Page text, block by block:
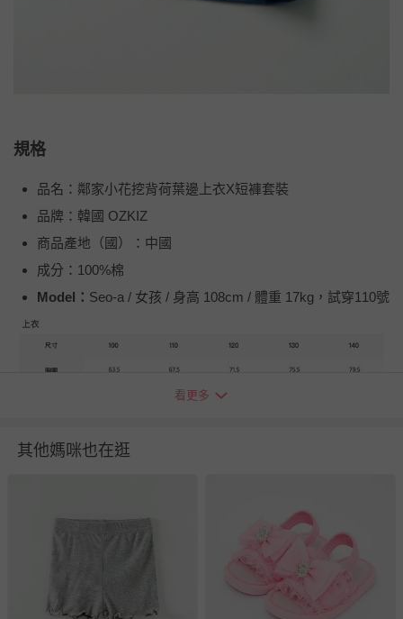
規格
品名：鄰家小花挖背荷葉邊上衣X短褲套裝
品牌：韓國 OZKIZ
商品產地（國）：中國
成分：100%棉
Model： Seo-a / 女孩 / 身高 108cm / 體重 17kg，試穿110號
貼心小叮嚀
看更多
其他媽咪也在逛